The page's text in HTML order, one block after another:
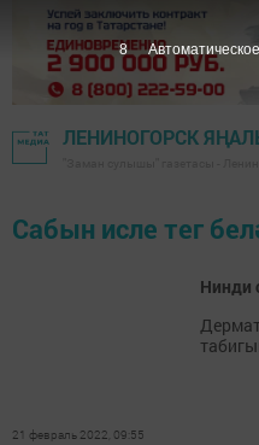
ЛЕНИНОГОРСК
Сабын исле тег
Нинди
21 февраль 2022, 09:55
7